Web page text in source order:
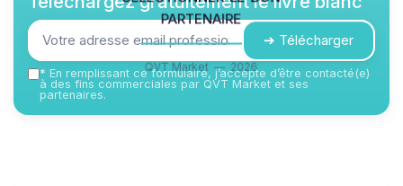
partenaire
QVT Market — 2026
➔ Télécharger
* En remplissant ce formulaire, j’accepte d’être contacté(e)
à des fins commerciales par QVT Market et ses
partenaires.